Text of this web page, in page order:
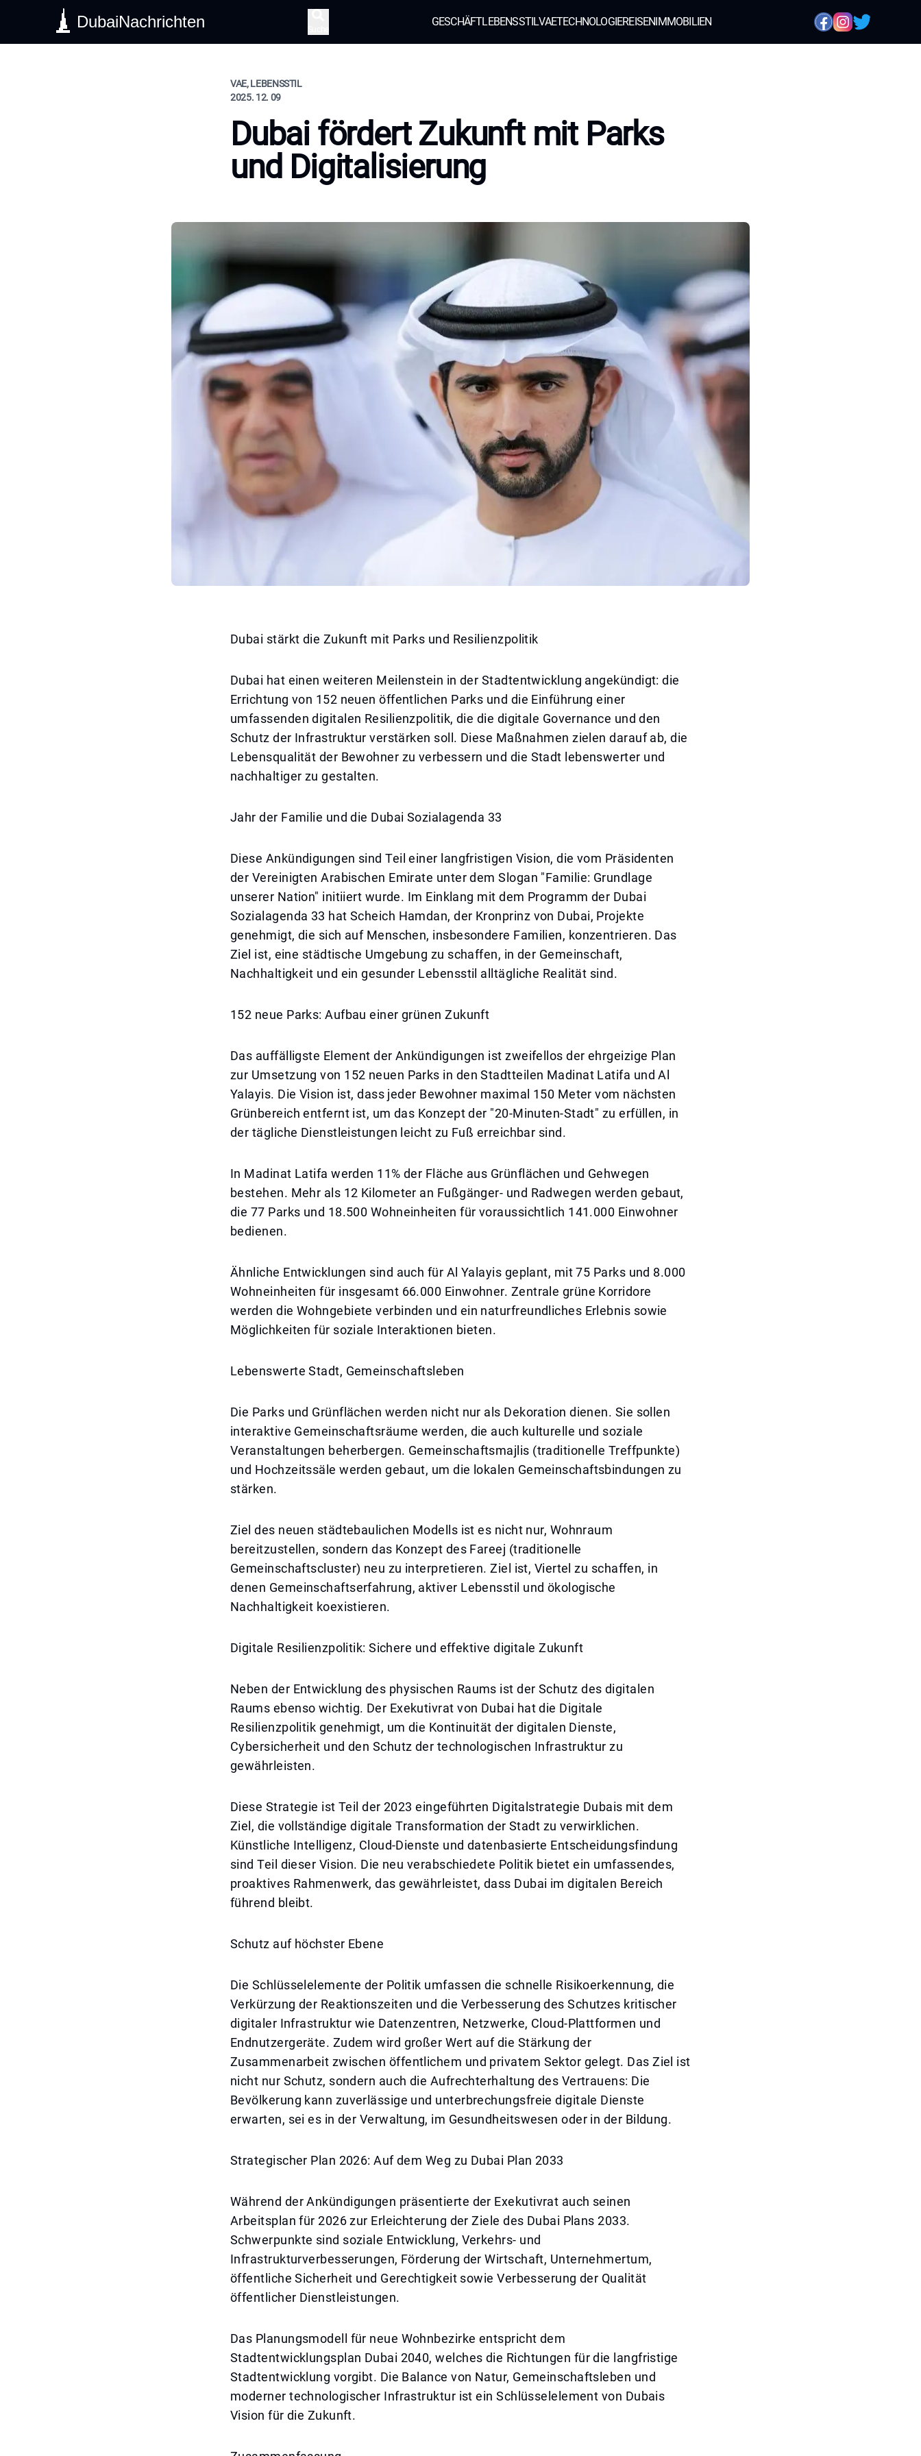
DubaiNachrichten GESCHÄFTLEBENSSTILVAETECHNOLOGIEREISENIMMOBILIEN
VAE, LEBENSSTIL
2025. 12. 09
Dubai fördert Zukunft mit Parks
und Digitalisierung
Dubai stärkt die Zukunft mit Parks und Resilienzpolitik
Dubai hat einen weiteren Meilenstein in der Stadtentwicklung angekündigt: die
Errichtung von 152 neuen öffentlichen Parks und die Einführung einer
umfassenden digitalen Resilienzpolitik, die die digitale Governance und den
Schutz der Infrastruktur verstärken soll. Diese Maßnahmen zielen darauf ab, die
Lebensqualität der Bewohner zu verbessern und die Stadt lebenswerter und
nachhaltiger zu gestalten.
Jahr der Familie und die Dubai Sozialagenda 33
Diese Ankündigungen sind Teil einer langfristigen Vision, die vom Präsidenten
der Vereinigten Arabischen Emirate unter dem Slogan "Familie: Grundlage
unserer Nation" initiiert wurde. Im Einklang mit dem Programm der Dubai
Sozialagenda 33 hat Scheich Hamdan, der Kronprinz von Dubai, Projekte
genehmigt, die sich auf Menschen, insbesondere Familien, konzentrieren. Das
Ziel ist, eine städtische Umgebung zu schaffen, in der Gemeinschaft,
Nachhaltigkeit und ein gesunder Lebensstil alltägliche Realität sind.
152 neue Parks: Aufbau einer grünen Zukunft
Das auffälligste Element der Ankündigungen ist zweifellos der ehrgeizige Plan
zur Umsetzung von 152 neuen Parks in den Stadtteilen Madinat Latifa und Al
Yalayis. Die Vision ist, dass jeder Bewohner maximal 150 Meter vom nächsten
Grünbereich entfernt ist, um das Konzept der "20-Minuten-Stadt" zu erfüllen, in
der tägliche Dienstleistungen leicht zu Fuß erreichbar sind.
In Madinat Latifa werden 11% der Fläche aus Grünflächen und Gehwegen
bestehen. Mehr als 12 Kilometer an Fußgänger- und Radwegen werden gebaut,
die 77 Parks und 18.500 Wohneinheiten für voraussichtlich 141.000 Einwohner
bedienen.
Ähnliche Entwicklungen sind auch für Al Yalayis geplant, mit 75 Parks und 8.000
Wohneinheiten für insgesamt 66.000 Einwohner. Zentrale grüne Korridore
werden die Wohngebiete verbinden und ein naturfreundliches Erlebnis sowie
Möglichkeiten für soziale Interaktionen bieten.
Lebenswerte Stadt, Gemeinschaftsleben
Die Parks und Grünflächen werden nicht nur als Dekoration dienen. Sie sollen
interaktive Gemeinschaftsräume werden, die auch kulturelle und soziale
Veranstaltungen beherbergen. Gemeinschaftsmajlis (traditionelle Treffpunkte)
und Hochzeitssäle werden gebaut, um die lokalen Gemeinschaftsbindungen zu
stärken.
Ziel des neuen städtebaulichen Modells ist es nicht nur, Wohnraum
bereitzustellen, sondern das Konzept des Fareej (traditionelle
Gemeinschaftscluster) neu zu interpretieren. Ziel ist, Viertel zu schaffen, in
denen Gemeinschaftserfahrung, aktiver Lebensstil und ökologische
Nachhaltigkeit koexistieren.
Digitale Resilienzpolitik: Sichere und effektive digitale Zukunft
Neben der Entwicklung des physischen Raums ist der Schutz des digitalen
Raums ebenso wichtig. Der Exekutivrat von Dubai hat die Digitale
Resilienzpolitik genehmigt, um die Kontinuität der digitalen Dienste,
Cybersicherheit und den Schutz der technologischen Infrastruktur zu
gewährleisten.
Diese Strategie ist Teil der 2023 eingeführten Digitalstrategie Dubais mit dem
Ziel, die vollständige digitale Transformation der Stadt zu verwirklichen.
Künstliche Intelligenz, Cloud-Dienste und datenbasierte Entscheidungsfindung
sind Teil dieser Vision. Die neu verabschiedete Politik bietet ein umfassendes,
proaktives Rahmenwerk, das gewährleistet, dass Dubai im digitalen Bereich
führend bleibt.
Schutz auf höchster Ebene
Die Schlüsselelemente der Politik umfassen die schnelle Risikoerkennung, die
Verkürzung der Reaktionszeiten und die Verbesserung des Schutzes kritischer
digitaler Infrastruktur wie Datenzentren, Netzwerke, Cloud-Plattformen und
Endnutzergeräte. Zudem wird großer Wert auf die Stärkung der
Zusammenarbeit zwischen öffentlichem und privatem Sektor gelegt. Das Ziel ist
nicht nur Schutz, sondern auch die Aufrechterhaltung des Vertrauens: Die
Bevölkerung kann zuverlässige und unterbrechungsfreie digitale Dienste
erwarten, sei es in der Verwaltung, im Gesundheitswesen oder in der Bildung.
Strategischer Plan 2026: Auf dem Weg zu Dubai Plan 2033
Während der Ankündigungen präsentierte der Exekutivrat auch seinen
Arbeitsplan für 2026 zur Erleichterung der Ziele des Dubai Plans 2033.
Schwerpunkte sind soziale Entwicklung, Verkehrs- und
Infrastrukturverbesserungen, Förderung der Wirtschaft, Unternehmertum,
öffentliche Sicherheit und Gerechtigkeit sowie Verbesserung der Qualität
öffentlicher Dienstleistungen.
Das Planungsmodell für neue Wohnbezirke entspricht dem
Stadtentwicklungsplan Dubai 2040, welches die Richtungen für die langfristige
Stadtentwicklung vorgibt. Die Balance von Natur, Gemeinschaftsleben und
moderner technologischer Infrastruktur ist ein Schlüsselelement von Dubais
Vision für die Zukunft.